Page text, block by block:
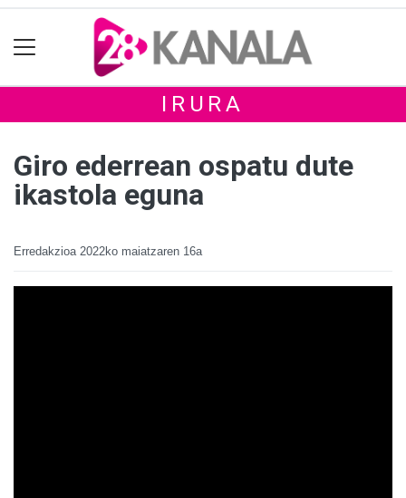
IRURA
Giro ederrean ospatu dute
ikastola eguna
Erredakzioa 2022ko maiatzaren 16a